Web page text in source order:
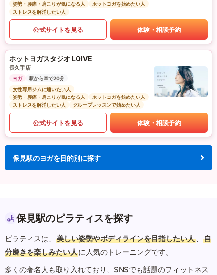
姿勢・腰痛・肩こりが気になる人
ホットヨガを始めたい人
ストレスを解消したい人
公式サイトを見る 体験・相談予約
ホットヨガスタジオ LOIVE
長久手店
ヨガ
駅から車で20分
女性専用ジムに通いたい人
姿勢・腰痛・肩こりが気になる人
ホットヨガを始めたい人
ストレスを解消したい人
グループレッスンで始めたい人
公式サイトを見る 体験・相談予約
保見駅のヨガを目的別に探す
保見駅のピラティスを探す
ピラティスは、 美しい姿勢やボディラインを目指したい人 、
自
分磨きを楽しみたい人に人気のトレーニングです。
多くの著名人も取り入れており、SNSでも話題のフィットネス